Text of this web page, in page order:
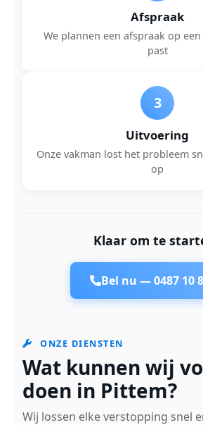
Afspraak
We plannen een afspraak op
past
3
Uitvoering
Onze vakman lost het probleem
op
Klaar om te
Bel nu —0487 10
ONZE DIENSTEN
Wat kunnen wij
doen in Pittem?
Wij lossen elke verstopping snel